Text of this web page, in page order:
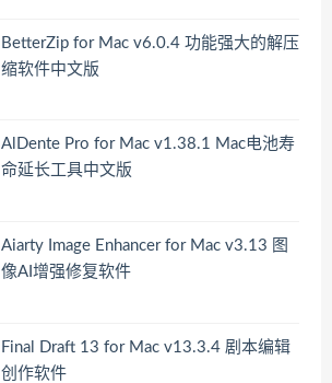
BetterZip for Mac v6.0.4 功能强大的解压
缩软件中文版
AlDente Pro for Mac v1.38.1 Mac电池寿
命延长工具中文版
Aiarty Image Enhancer for Mac v3.13 图
像AI增强修复软件
Final Draft 13 for Mac v13.3.4 剧本编辑
创作软件